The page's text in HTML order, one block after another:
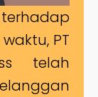
PT
telah